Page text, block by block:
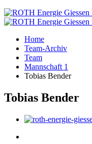
Home
Team-Archiv
Team
Mannschaft 1
Tobias Bender
Tobias Bender